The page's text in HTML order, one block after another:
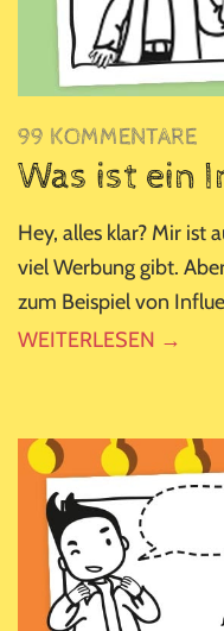
99 KOMMENTARE
Was ist ein
Hey, alles klar? Mir ist
viel Werbung gibt.
zum Beispiel von
WEITERLESEN →